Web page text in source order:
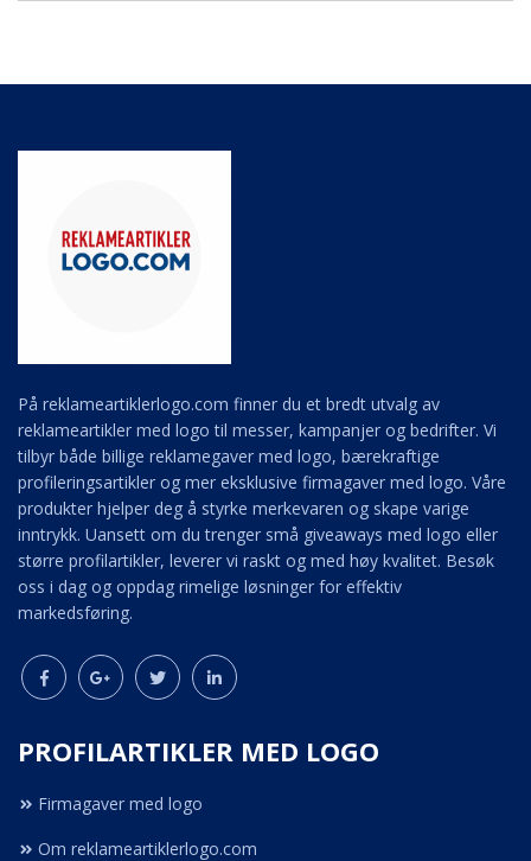
På reklameartiklerlogo.com finner du et bredt utvalg av
reklameartikler med logo til messer, kampanjer og bedrifter. Vi
tilbyr både billige reklamegaver med logo, bærekraftige
profileringsartikler og mer eksklusive firmagaver med logo. Våre
produkter hjelper deg å styrke merkevaren og skape varige
inntrykk. Uansett om du trenger små giveaways med logo eller
større profilartikler, leverer vi raskt og med høy kvalitet. Besøk
oss i dag og oppdag rimelige løsninger for effektiv
markedsføring.
PROFILARTIKLER MED LOGO
Firmagaver med logo
Om reklameartiklerlogo.com